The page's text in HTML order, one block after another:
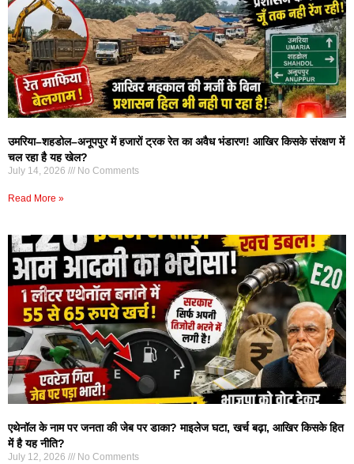
उमरिया–शहडोल–अनूपपुर में हजारों ट्रक रेत का अवैध भंडारण! आखिर किसके संरक्षण में
चल रहा है यह खेल?
July 14, 2026 No Comments
Read More »
एथेनॉल के नाम पर जनता की जेब पर डाका? माइलेज घटा, खर्च बढ़ा, आखिर किसके हित
में है यह नीति?
July 12, 2026 No Comments